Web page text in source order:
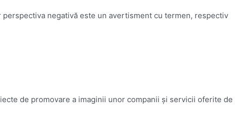
negativă este un avertisment cu termen, respectiv
de promovare a imaginii unor companii și servicii oferite de